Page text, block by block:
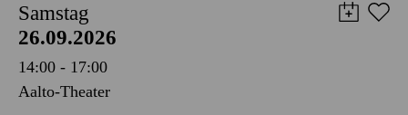
Samstag
26.09.2026
14:00 - 17:00
Aalto-Theater